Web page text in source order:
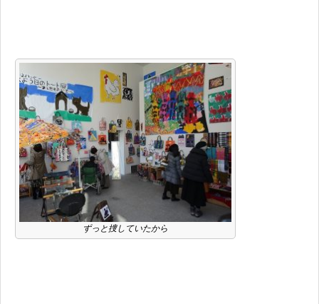
ずっと捜していたから